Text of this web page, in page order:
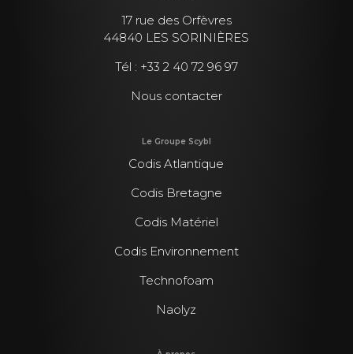
17 rue des Orfèvres
44840 LES SORINIÈRES
Tél : +33 2 40 72 96 97
Nous contacter
Le Groupe Scybl
Codis Atlantique
Codis Bretagne
Codis Matériel
Codis Environnement
Technofoam
Naolyz